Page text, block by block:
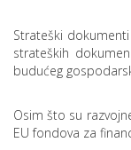
Strateški
strateških
budućeg
Osim što su
EU fondova za